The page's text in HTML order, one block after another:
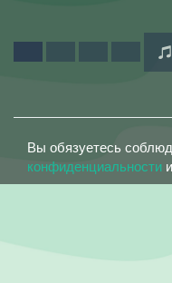
Вы обязуетесь
конфиденциальности и